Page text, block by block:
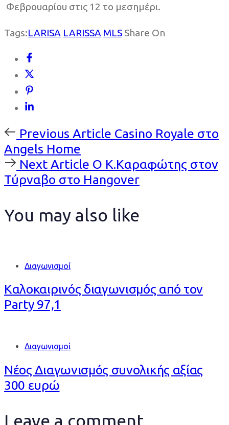
Φεβρουαρίου στις 12 το μεσημέρι.
Tags:LARISA LARISSA MLS Share On
Previous
Article
Previous Article Casino Royale στο
Angels Home
Next
Article
Next Article Ο Κ.Καραφώτης στον
Τύρναβο στο Hangover
You may also like
Διαγωνισμοί
Καλοκαιρινός διαγωνισμός από τον
Party 97,1
Διαγωνισμοί
Νέος Διαγωνισμός συνολικής αξίας
300 ευρώ
Leave a comment